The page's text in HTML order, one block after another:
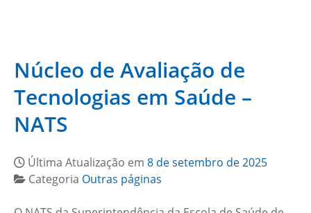
Núcleo de Avaliação de
Tecnologias em Saúde –
NATS
Última Atualização em 8 de setembro de 2025
Categoria Outras páginas